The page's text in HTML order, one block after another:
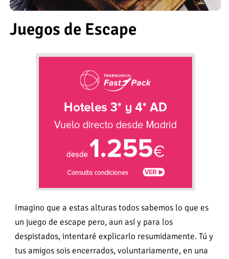
Juegos de Escape
Imagino que a estas alturas todos sabemos lo que es
un juego de escape pero, aun así y para los
despistados, intentaré explicarlo resumidamente. Tú y
tus amigos sois encerrados, voluntariamente, en una